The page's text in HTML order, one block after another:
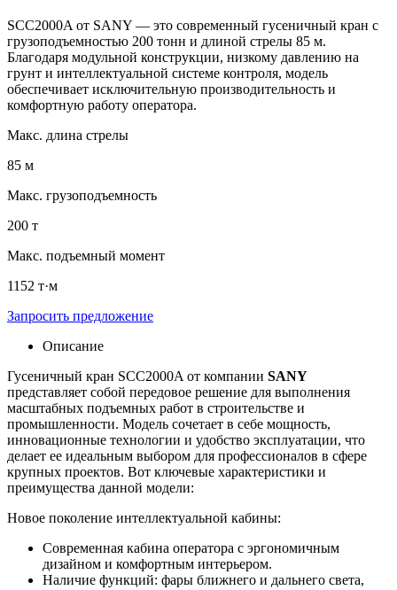
SCC2000A от SANY — это современный гусеничный кран с
грузоподъемностью 200 тонн и длиной стрелы 85 м.
Благодаря модульной конструкции, низкому давлению на
грунт и интеллектуальной системе контроля, модель
обеспечивает исключительную производительность и
комфортную работу оператора.
Макс. длина стрелы
85 м
Макс. грузоподъемность
200 т
Макс. подъемный момент
1152 т·м
Запросить предложение
Описание
Гусеничный кран SCC2000A от компании SANY
представляет собой передовое решение для выполнения
масштабных подъемных работ в строительстве и
промышленности. Модель сочетает в себе мощность,
инновационные технологии и удобство эксплуатации, что
делает ее идеальным выбором для профессионалов в сфере
крупных проектов. Вот ключевые характеристики и
преимущества данной модели:
Новое поколение интеллектуальной кабины:
Современная кабина оператора с эргономичным
дизайном и комфортным интерьером.
Наличие функций: фары ближнего и дальнего света,